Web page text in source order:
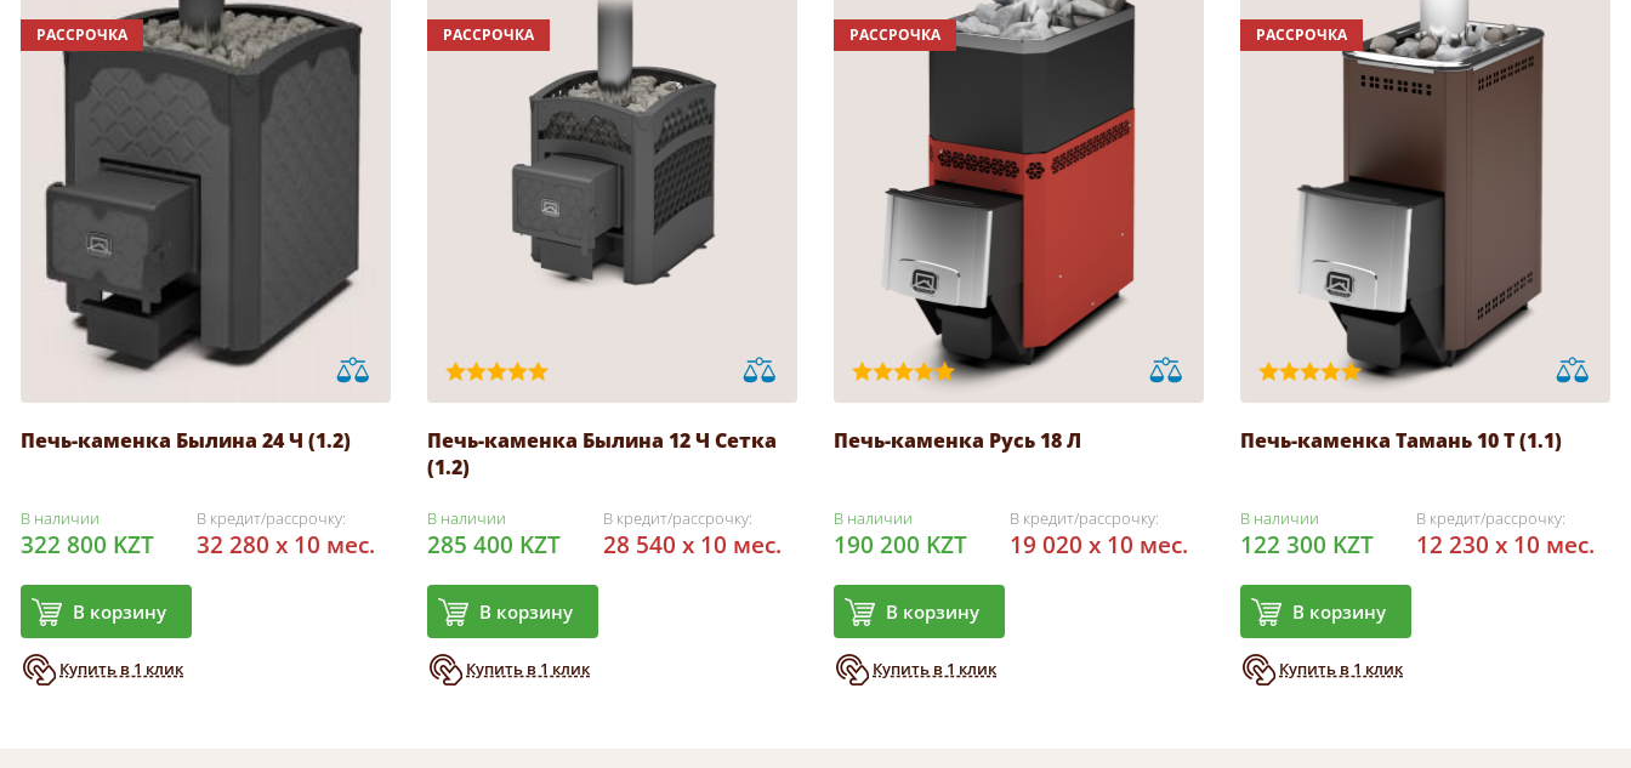
РАССРОЧКА
Печь-каменка Былина 24 Ч (1.2)
В наличии
322 800 KZT
В корзину
Купить в 1 клик
В кредит/рассрочку:
32 280 x 10 мес.
РАССРОЧКА
Печь-каменка Былина 12 Ч Сетка
(1.2)
В наличии
285 400 KZT
В корзину
Купить в 1 клик
В кредит/рассрочку:
28 540 x 10 мес.
РАССРОЧКА
Печь-каменка Русь 18 Л
В наличии
190 200 KZT
В корзину
Купить в 1 клик
В кредит/рассрочку:
19 020 x 10 мес.
РАССРОЧКА
Печь-каменка Тамань 10 Т (1.1)
В наличии
122 300 KZT
В корзину
Купить в 1 клик
В кредит/рассрочку:
12 230 x 10 мес.